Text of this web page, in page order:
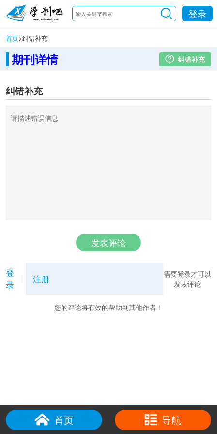
登录
首页>纠错补充
期刊详情 纠错补充
纠错补充
发表评论
登
录
注册
需要登录才可以
发表评论
您的评论将有效的帮助到其他作者！
首页 导航